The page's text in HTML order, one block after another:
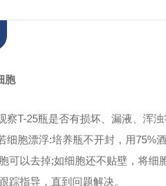
胞
察T-25瓶是否有损坏、漏液、浑
细胞漂浮:培养瓶不开封，用75%
可以去掉;如细胞还不贴壁，将
踪指导，直到问题解决。